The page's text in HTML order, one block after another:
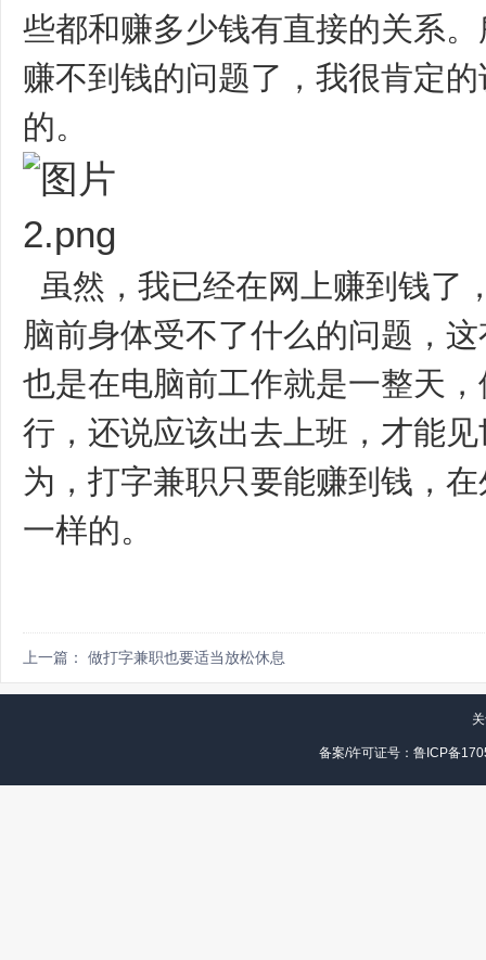
些都和赚多少钱有直接的关系
赚不到钱的问题了，我很肯定
的。
虽然，我已经在网上赚到钱了
脑前身体受不了什么的问题，
也是在电脑前工作就是一整天
行，还说应该出去上班，才能
为，打字兼职只要能赚到钱，
一样的。
上一篇： 做打字兼职也要适当放松休息
备案/许可证号：鲁ICP备